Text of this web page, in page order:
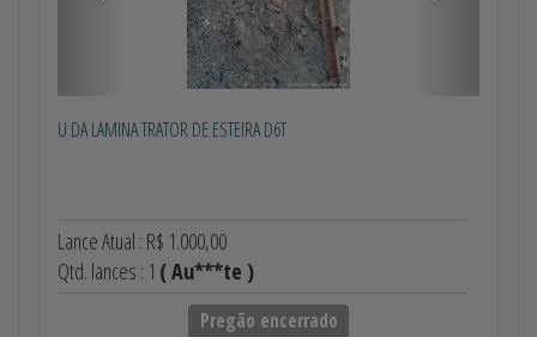
U DA LAMINA TRATOR DE ESTEIRA D6T
Lance Atual : R$ 1.000,00
Qtd. lances : 1 ( Au***te )
Pregão encerrado